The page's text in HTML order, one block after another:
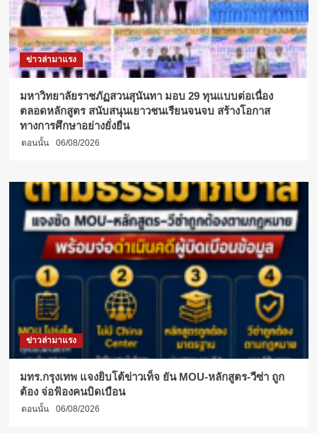
ฉลอง
แชมป์
ยิ่ง
ใหญ่
คว้า
เจ้า
เหรียญ
ทอง
5
สมัย
ซ้อน
ชน
ข่าวล่ามาแรง
มหาวิทยาลัยราชภัฏสวนสุนันทา มอบ 29 ทุนแบบต่อเนื่อง
ตลอดหลักสูตร สนับสนุนเยาวชนเรียนจนจบ สร้างโอกาส
ทางการศึกษาอย่างยั่งยืน
ตอนนั้น 06/08/2026
ข่าวล่ามาแรง
มทร.กรุงเทพ แจงยิบโต้ข่าวเท็จ ยัน MOU-หลักสูตร-วีซ่า ถูก
ต้อง จ่อฟ้องคนบิดเบือน
ตอนนั้น 06/08/2026